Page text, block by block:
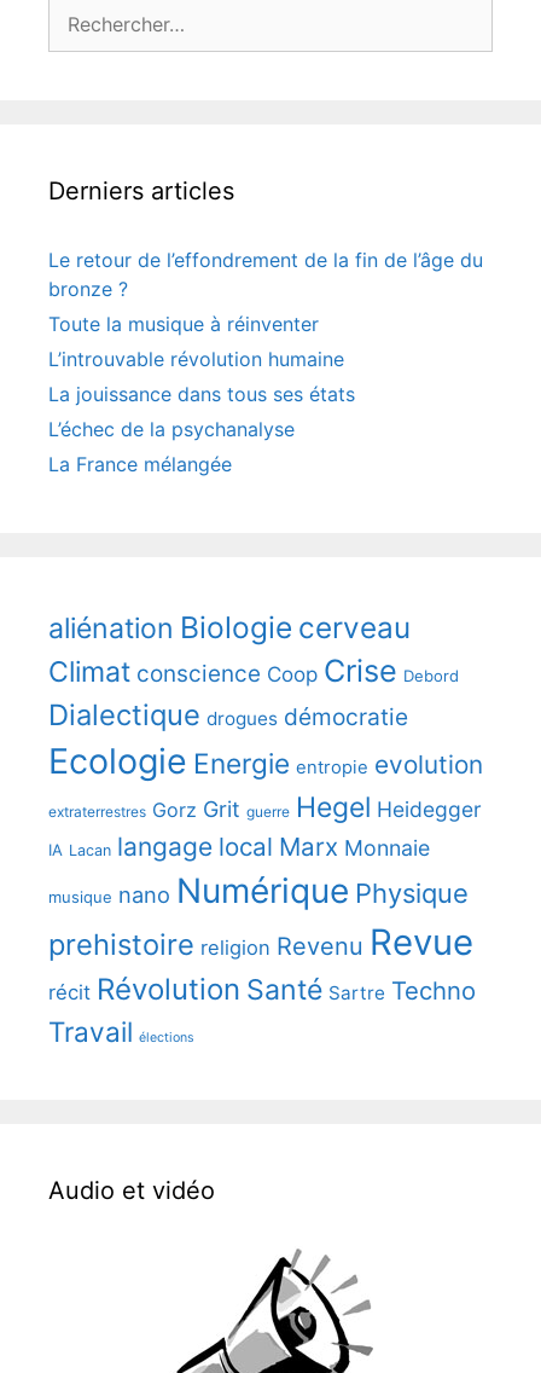
Derniers articles
Le retour de l’effondrement de la fin de l’âge du
bronze ?
Toute la musique à réinventer
L’introuvable révolution humaine
La jouissance dans tous ses états
L’échec de la psychanalyse
La France mélangée
aliénation Biologie cerveau
Climat conscience Coop Crise Debord
Dialectique drogues démocratie
Ecologie Energie entropie evolution
extraterrestres Gorz Grit guerre Hegel Heidegger
IA Lacan langage local Marx Monnaie
musique nano Numérique Physique
prehistoire religion Revenu Revue
récit Révolution Santé Sartre Techno
Travail élections
Audio et vidéo